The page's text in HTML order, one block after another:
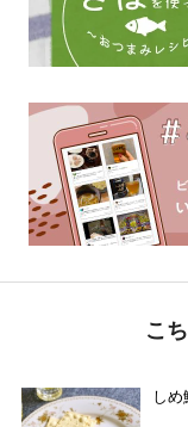
こ
し